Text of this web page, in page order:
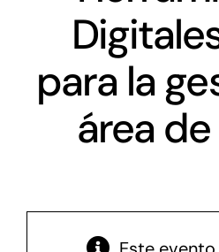
Antena
para la
área de